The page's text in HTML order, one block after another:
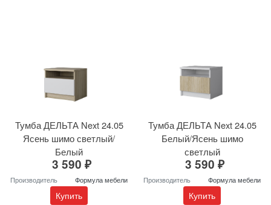
Тумба ДЕЛЬТА Next 24.05
Ясень шимо светлый/
Белый
3 590 ₽
Производитель Формула мебели
Купить
Тумба ДЕЛЬТА Next 24.05
Белый/Ясень шимо
светлый
3 590 ₽
Производитель Формула мебели
Купить